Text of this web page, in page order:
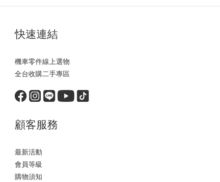
快速連結
機車零件線上選物
全台收購二手專區
顧客服務
最新活動
會員等級
購物須知